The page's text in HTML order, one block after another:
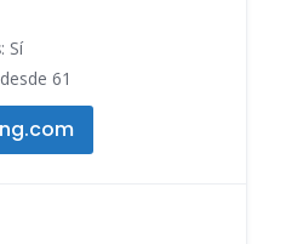
: Sí
61